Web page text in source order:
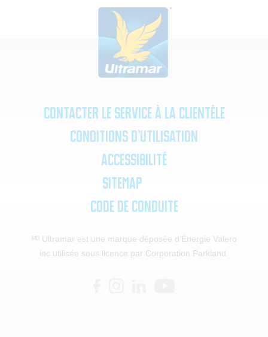
Contacter le service à la clientèle
Conditions d’utilisation
Accessibilité
SiteMap
Code de Conduite
ᴹᴰ Ultramar est une marque déposée d’Énergie Valero
inc. utilisée sous licence par Corporation Parkland.